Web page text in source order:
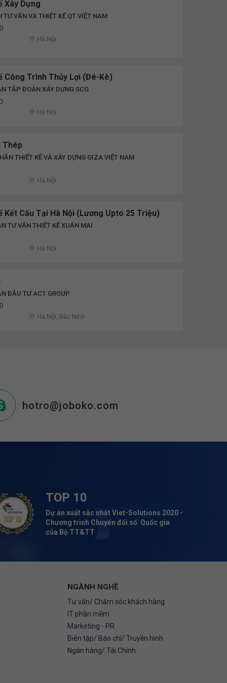
Xây Dựng
TƯ VẤN VÀ THIẾT KẾ QT VIỆT NAM
Hà Nội
Công Trình Thủy Lợi (Đê-Kè)
TẬP ĐOÀN XÂY DỰNG SCG
Hà Nội
Thép
THIẾT KẾ VÀ XÂY DỰNG GIZA VIỆT NAM
Hà Nội
Kết Cấu Tại Hà Nội (Lương Upto 25 Triệu)
TƯ VẤN THIẾT KẾ XUẤN MAI
Hà Nội
ĐẦU TƯ ACT GROUP
Hà Nội, Bắc Ninh
hotro@joboko.com
TOP 10
Dự án xuất sắc nhất Viet-Solutions 2020 -
Chương trình Chuyển đổi số Quốc gia
của Bộ TT&TT
NGÀNH NGHỀ
Tư vấn/ Chăm sóc khách hàng
IT phần mềm
Marketing - PR
Biên tập/ Báo chí/ Truyền hình
Ngân hàng/ Tài Chính